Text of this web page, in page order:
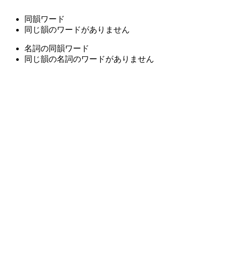
同韻ワード
同じ韻のワードがありません
名詞の同韻ワード
同じ韻の名詞のワードがありません